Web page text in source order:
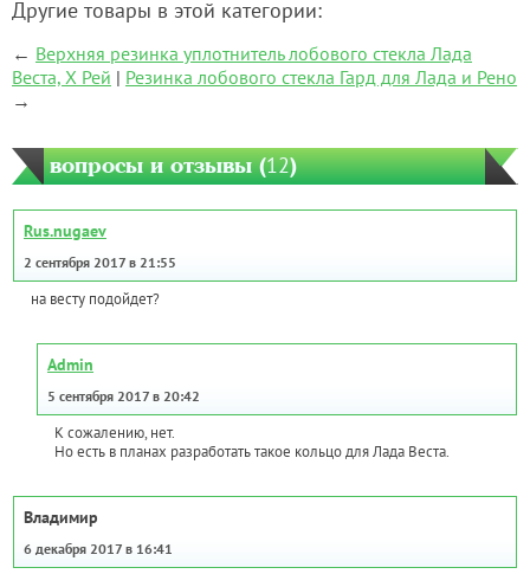
Другие товары в этой категории:
← Верхняя резинка уплотнитель лобового стекла Лада
Веста, Х Рей | Резинка лобового стекла Гард для Лада и Рено
→
вопросы и отзывы (12)
Rus.nugaev
2 сентября 2017 в 21:55
на весту подойдет?
Admin
5 сентября 2017 в 20:42
К сожалению, нет.
Но есть в планах разработать такое кольцо для Лада Веста.
Владимир
6 декабря 2017 в 16:41